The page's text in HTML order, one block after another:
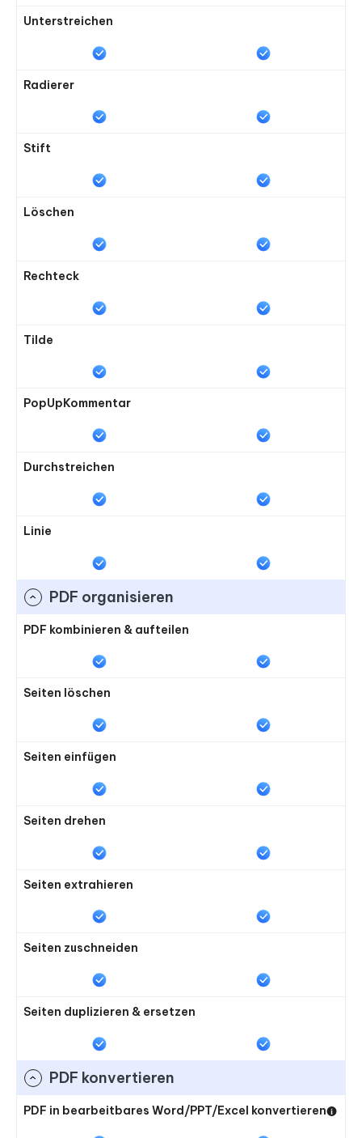
Unterstreichen
Radierer
Stift
Löschen
Rechteck
Tilde
PopUpKommentar
Durchstreichen
Linie
PDF organisieren
PDF kombinieren & aufteilen
Seiten löschen
Seiten einfügen
Seiten drehen
Seiten extrahieren
Seiten zuschneiden
Seiten duplizieren & ersetzen
PDF konvertieren
PDF in bearbeitbares Word/PPT/Excel konvertieren